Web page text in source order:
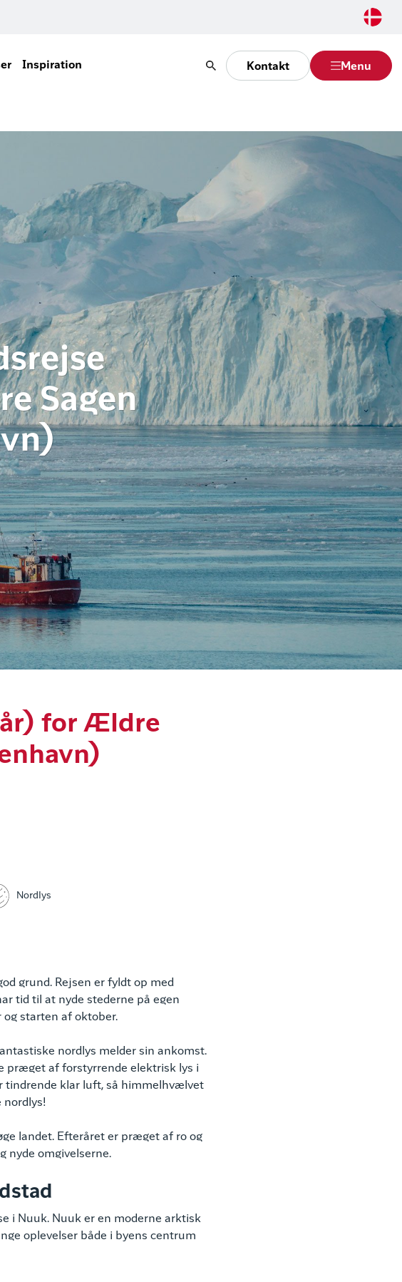
Inspiration Søg Kontakt Menu
Sagen
for Ældre
Nordlys
grund. Rejsen er fyldt op med
tid til at nyde stederne på egen
og starten af oktober.
nordlys melder sin ankomst.
præget af forstyrrende elektrisk lys i
tindrende klar luft, så himmelhvælvet
landet. Efteråret er præget af ro og
nyde omgivelserne.
i Nuuk. Nuuk er en moderne arktisk
oplevelser både i byens centrum